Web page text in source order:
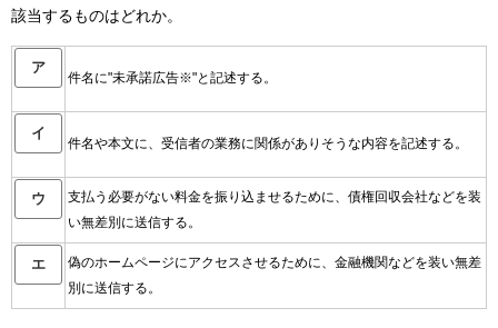
該当するものはどれか。
ア
件名に"未承諾広告※"と記述する。
イ
件名や本文に、受信者の業務に関係がありそうな内容を記述する。
ウ
支払う必要がない料金を振り込ませるために、債権回収会社などを装
い無差別に送信する。
エ
偽のホームページにアクセスさせるために、金融機関などを装い無差
別に送信する。